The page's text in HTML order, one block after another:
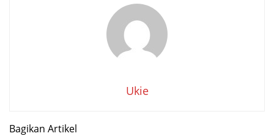
Ukie
Bagikan Artikel